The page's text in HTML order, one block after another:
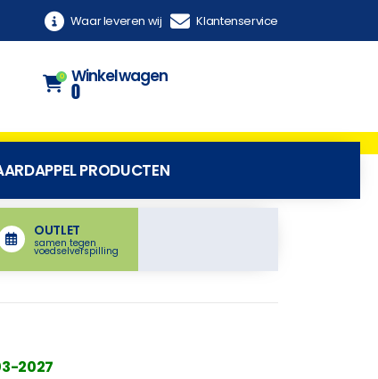
Waar leveren wij Klantenservice
0 Winkelwagen
0
PRODUCTEN
OUTLET
samen tegen
voedselverspilling
2027